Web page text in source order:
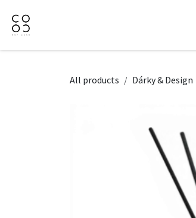
All products Dárky & Design